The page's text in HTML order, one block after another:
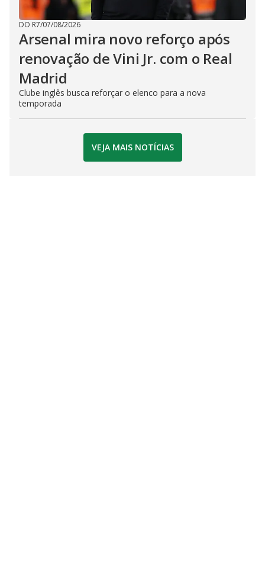
DO R7/07/08/2026
Arsenal mira novo reforço após
renovação de Vini Jr. com o Real
Madrid
Clube inglês busca reforçar o elenco para a nova
temporada
VEJA MAIS NOTÍCIAS